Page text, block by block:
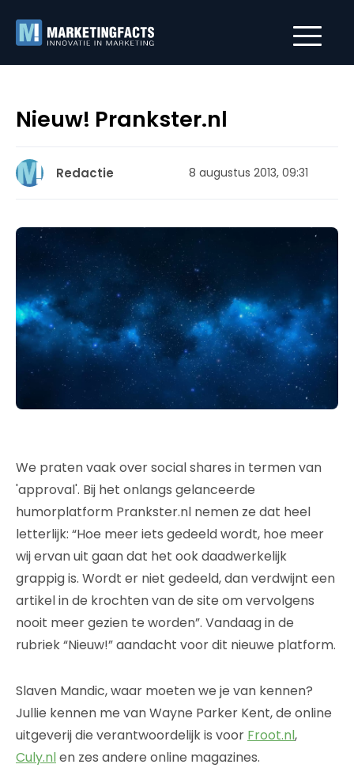
Nieuw! Prankster.nl
Redactie 8 augustus 2013, 09:31
We praten vaak over social shares in termen van
'approval'. Bij het onlangs gelanceerde
humorplatform Prankster.nl nemen ze dat heel
letterlijk: “Hoe meer iets gedeeld wordt, hoe meer
wij ervan uit gaan dat het ook daadwerkelijk
grappig is. Wordt er niet gedeeld, dan verdwijnt een
artikel in de krochten van de site om vervolgens
nooit meer gezien te worden”. Vandaag in de
rubriek “Nieuw!” aandacht voor dit nieuwe platform.
Slaven Mandic, waar moeten we je van kennen?
Jullie kennen me van Wayne Parker Kent, de online
uitgeverij die verantwoordelijk is voor Froot.nl,
Culy.nlen zes andere online magazines.